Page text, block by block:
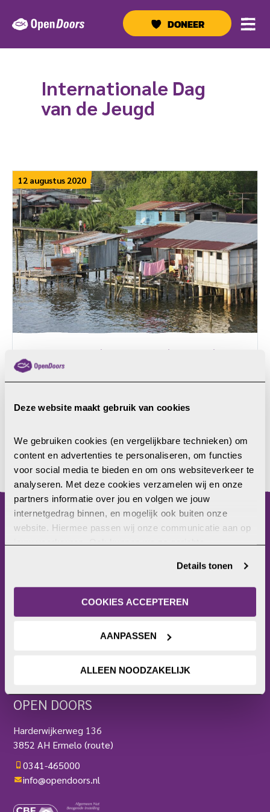
Deze website maakt gebruik van cookies
We gebruiken cookies (en vergelijkbare technieken) om
content en advertenties te personaliseren, om functies
voor social media te bieden en om ons websiteverkeer te
analyseren. Met deze cookies verzamelen wij en onze
partners informatie over jou en volgen we jouw
internetgedrag binnen, en mogelijk ook buiten onze
website. Hiermee passen wij onze communicatie aan op
jouw voorkeuren. Ook kunnen we zo gerichte
internetgedrag. Je kunt je toestemming ook altijd wijzigen
of intrekken. Meer uitleg vind je in onze
privacyverklaring.
Details tonen
COOKIES ACCEPTEREN
AANPASSEN
ALLEEN NOODZAKELIJK
naar
inhoud
DONEER
Internationale Dag
van de Jeugd
12 augustus 2020
Internationale Dag van de Jeugd –
Hoe gaat het met de jeugd van de
vervolgde kerk?
Op de Internationale Dag van de Jeugd op 12
augustus is het thema ‘Betrokkenheid van jongeren
ontmoeten jongeren wereldwijd en in dit artikel
delen we twee korte impressies van jongeren die
hun bijdrage leveren in hun kerk en de maatschappij.
EloraElora, een christelijke vrouw van begin twintig,
leeft in Brunei, een klein sultanaat in Zuidoost-Azië.
In het land (nummer 37 op de Ranglijst
Christenvervolging) geldt […]
LEES MEER
menu
Wat kun jij doen?
Wat doet Open Doors?
Frontlinie
Bezoekerscentrum
OPEN DOORS
Harderwijkerweg 136
3852 AH Ermelo(route)
0341-465000
info@opendoors.nl